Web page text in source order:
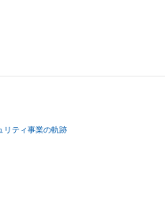
リティ事業の軌跡